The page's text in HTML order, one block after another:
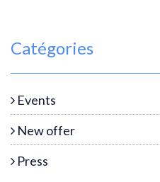
Catégories
Events
New offer
Press